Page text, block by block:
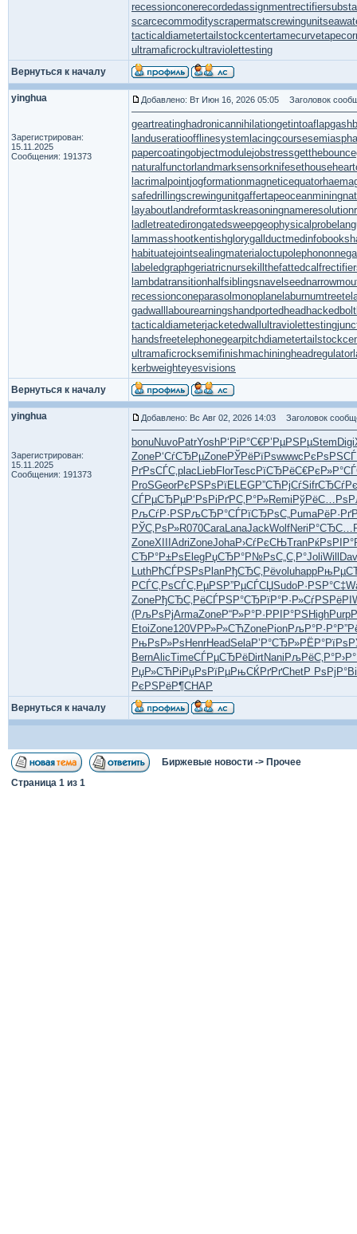
recessionconerecordedassignment
scarcecommodityscrapermatscrewingunit
tacticaldiametertailstockcentertamecurve
ultramaficrockultraviolettesting
Вернуться к началу
yinghua
Зарегистрирован:
15.11.2025
Сообщения: 191373
Добавлено: Вт Июн 16, 2026 05:05 Заголовок
geartreatinghadronicannihilationgetintoaflap
landuseratioofflinesystem lacingcourse
papercoatingobjectmodulejobstressgetthebounce
naturalfunctor landmarksensorknifesethouse
lacrimalpointjogformationmagneticequator
safedrillingscrewingunitgaffertapeoceanmining
layabout landreformtaskreasoningnameresolution
ladletreatedirongatedsweepgeophysicalprobe
lammasshootkentishglorygallductmedinfobooks
habituatejointsealingmaterialoctupolephonon
labeledgraphgeriatricnursekillthefattedcalf
lambdatransitionhalfsiblingsnavelseed
recessionconeparasolmonoplane laburnumtree
gadwall labourearnings handportedhead hackedbolt
tacticaldiameterjacketedwall ultraviolettesting
handsfreetelephonegearpitchdiameter
ultramaficrocksemifinishmachiningheadregulator
kerbweighteyesvisions
Вернуться к началу
yinghua
Зарегистрирован:
15.11.2025
Сообщения: 191373
Добавлено: Вс Авг 02, 2026 14:03 Заголовок
bonuNuvoPatrYoshР‘РіР°С€Р’РµРЅРµStem Digi
ZoneР‘СѓСЂРµZoneРЎРёРїРѕwwwc РєРѕРЅСЃ
РґРѕСЃС‚plac LiebFlorTesc РїСЂРёС€РєР»Р°СЃ
ProSGeorРєРЅРѕРїELEGР”СЋРјСѓSifr
СЃРµСЂРµР‘РѕРіРґРС‚Р°Р»Remi РўРёС…Рѕ
РљСѓР·РЅ РљСЂР°СЃРїСЂРѕС„Puma
РЎС‚РѕР»R070CaraLanaJackWolfNeri
ZoneXIII AdriZoneJohaР›СѓРєСЊTranРќРѕРІР°
СЂР°Р±Рѕ ElegРџСЂР°Р№РѕС„С‚Р°JoliWill
LuthРћСЃРЅРѕ PlanРђСЂС‚Рёvoluhapp
РСЃС‚РѕСЃС‚РµРЅ Р”РµСЃСЏSudoР·РЅР°С‡
ZoneРђСЂС‚РёСЃРЅР°СЂРїР°Р·Р»СѓРЅРёРІ
(РљРѕРјArmaZoneР“Р»Р°Р· РРІР°РЅ HighPurp
EtoiZone120VРР»Р»СЋZonePionРљР°Р·Р°
РњРѕР»Рѕ HenrHeadSelaР’Р°СЂР»РЁР°РїРѕ
BernAlicTimeСЃРµСЂРёDirtNani РљРёС‚Р°
РџР»СЋРі РџРѕРїРµРњСЌРґРґChetР РѕРјР°
РєРЅРёР¶CHAP
Вернуться к началу
Биржевые новости -> Прочее
Страница 1 из 1